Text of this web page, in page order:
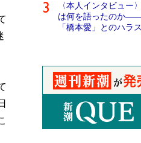
〈本人インタビュー
は何を語ったのか
「橋本愛」とのハラ